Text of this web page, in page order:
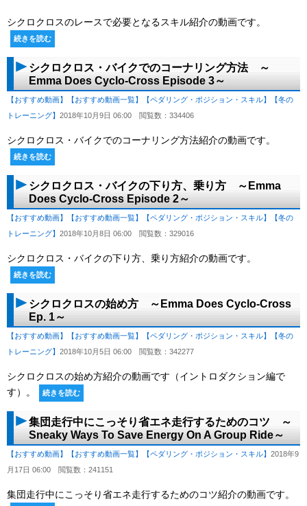
シクロクロスのレースで必要となるスキル紹介の動画です。
続きを読む
シクロクロス・バイクでのコーナリング方法 ～
Emma Does Cyclo-Cross Episode 3～
【おすすめ動画】 【おすすめ動画一覧】 【ペダリング・ポジション・スキル】
【冬の
トレーニング】 2018年10月9日 06:00 閲覧数：334406
シクロクロス・バイクでのコーナリング方法紹介の動画です。
続きを読む
シクロクロス・バイクの下り方、乗り方 ～Emma
Does Cyclo-Cross Episode 2～
【おすすめ動画】 【おすすめ動画一覧】 【ペダリング・ポジション・スキル】
【冬の
トレーニング】 2018年10月8日 06:00 閲覧数：329016
シクロクロス・バイクの下り方、乗り方紹介の動画です。
続きを読む
シクロクロスの始め方 ～Emma Does Cyclo-Cross
Ep. 1～
【おすすめ動画】 【おすすめ動画一覧】 【ペダリング・ポジション・スキル】
【冬の
トレーニング】 2018年10月5日 06:00 閲覧数：342277
シクロクロスの始め方紹介の動画です（イントロダクション編で
す）。
続きを読む
集団走行中にこっそり省エネ走行するためのコツ ～
Sneaky Ways To Save Energy On A Group Ride～
【おすすめ動画】 【おすすめ動画一覧】 【ペダリング・ポジション・スキル】 2018年9
月17日 06:00 閲覧数：241151
集団走行中にこっそり省エネ走行するためのコツ紹介の動画です。